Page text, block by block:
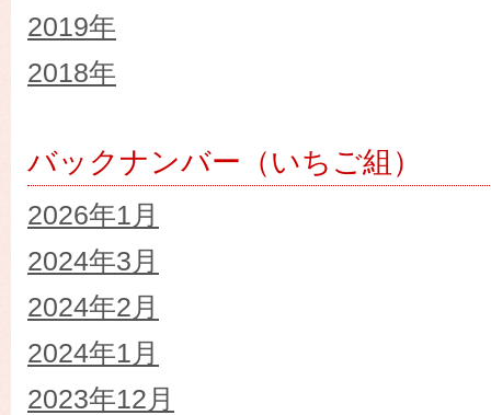
2019年
2018年
バックナンバー（いちご組）
2026年1月
2024年3月
2024年2月
2024年1月
2023年12月